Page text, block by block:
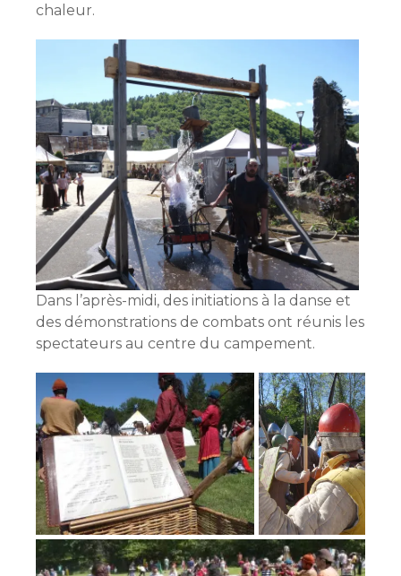
chaleur.
Dans l’après-midi, des initiations à la danse et
des démonstrations de combats ont réunis les
spectateurs au centre du campement.